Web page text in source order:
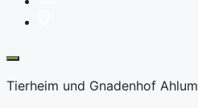
Tierheim und Gnadenhof Ahlum